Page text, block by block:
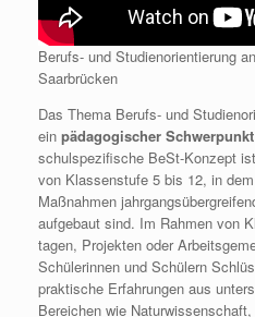
Berufs- und Studienorientierung
Saarbrücken
Das Thema Berufs- und
ein pädagogischer
schulspezifische BeSt-Konzept
von Klassenstufe 5 bis 12, in
Maßnahmen
aufgebaut sind. Im Rahmen von
tagen, Projekten oder
Schülerinnen und Schülern
praktische Erfahrungen aus
Bereichen wie